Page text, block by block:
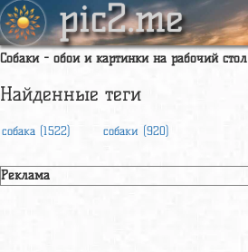
pic2.me
Собаки - обои и картинки на рабочий стол
Найденные теги
собака (1522) собаки (920)
Реклама